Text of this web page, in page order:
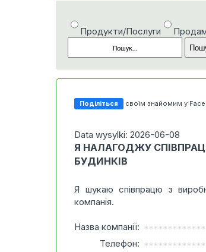
Продукти/Послуги
Поділіться своїм знайомим у
Data wysylki: 2026-06-08
Я НАЛАГОДЖУ
БУДИНКІВ
Я шукаю співпрацю з
компанія.
Назва компанії:
Телефон: